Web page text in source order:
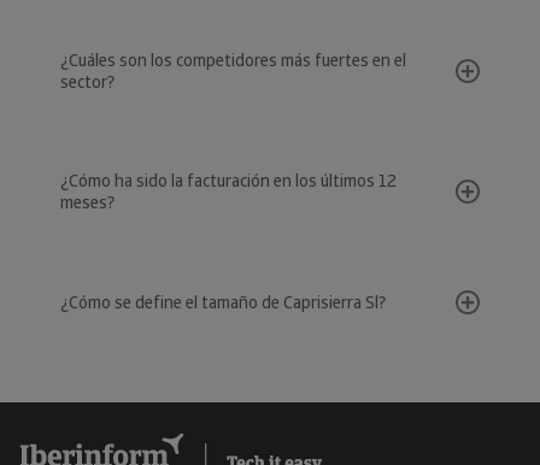
¿Cuáles son los competidores más fuertes en el
sector?
¿Cómo ha sido la facturación en los últimos 12
meses?
¿Cómo se define el tamaño de Caprisierra Sl?